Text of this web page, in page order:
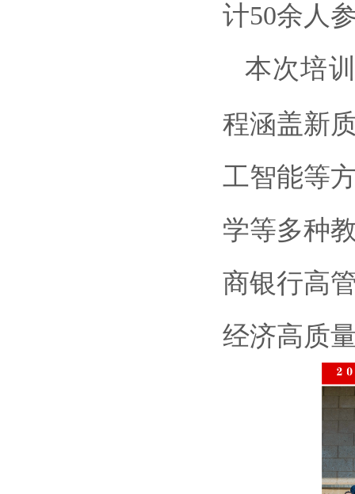
计50余人
本次培
程涵盖新
工智能等
学等多种
商银行高
经济高质